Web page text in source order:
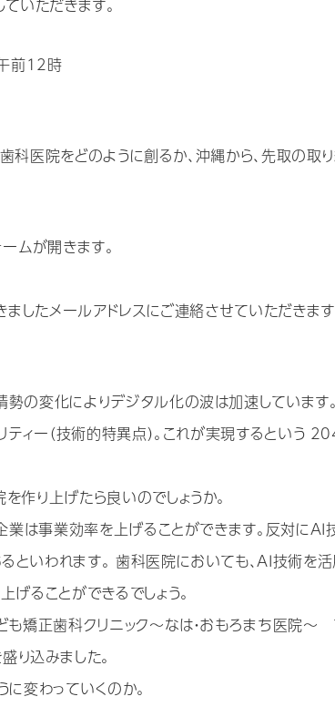
いただきます。
前12時
科医院をどのように創るか、沖縄から、先取の取
ムが開きます。
したメールアドレスにご連絡させていただきます
の変化によりデジタル化の波は加速しています。
ィー（技術的特異点）。これが実現するという
作り上げたら良いのでしょうか。
は事業効率を上げることができます。反対にAI
いわれます。 歯科医院においても、AI技術を
ることができるでしょう。
も矯正歯科クリニック〜なは・おもろまち医院〜
込みました。
変わっていくのか。